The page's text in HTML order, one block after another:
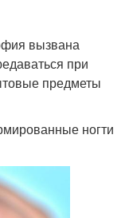
вызвана
при
предметы
ногти